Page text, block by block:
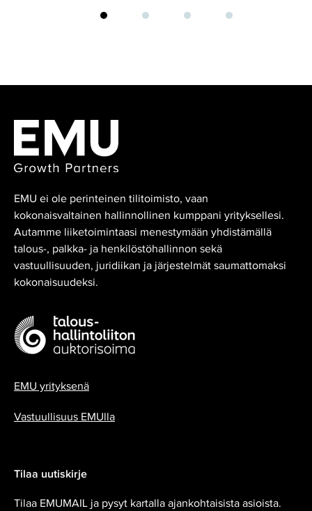
EMU ei ole perinteinen tilitoimisto, vaan
kokonaisvaltainen hallinnollinen kumppani yrityksellesi.
Autamme liiketoimintaasi menestymään yhdistämällä
talous-, palkka- ja henkilöstöhallinnon sekä
vastuullisuuden, juridiikan ja järjestelmät saumattomaksi
kokonaisuudeksi.
EMU yrityksenä
Vastuullisuus EMUlla
Tilaa uutiskirje
Tilaa EMUMAIL ja pysyt kartalla ajankohtaisista asioista.